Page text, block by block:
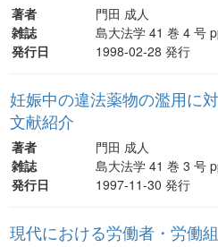
著者
門田 成人
雑誌
島大法学 41 巻 4 号
発行日
1998-02-28 発行
妊娠中の違法薬物の濫用に
文献紹介
著者
門田 成人
雑誌
島大法学 41 巻 3 号
発行日
1997-11-30 発行
現代における労働者・労働